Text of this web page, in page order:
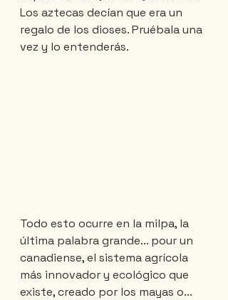
Los aztecas decían que era un
regalo de los dioses. Pruébala una
vez y lo entenderás.
Todo esto ocurre en la milpa, la
última palabra grande... pour un
canadiense, el sistema agrícola
más innovador y ecológico que
existe, creado por los mayas o...